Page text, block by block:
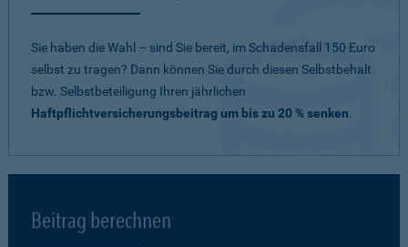
Sie haben die Wahl – sind Sie bereit, im Schadensfall 150 Euro
selbst zu tragen? Dann können Sie durch diesen Selbstbehalt
bzw. Selbstbeteiligung Ihren jährlichen
Haftpflichtversicherungsbeitrag um bis zu 20 % senken.
Beitrag berechnen